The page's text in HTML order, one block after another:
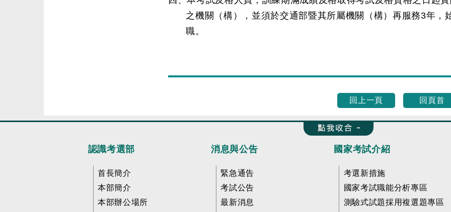
之機關（構），並須於交通部暨其所屬機關（構）再服務3年，
職。
回上一頁 回頁首
收合 FatFooter
認識考選部
首長簡介
本部簡介
本部辦公場所
消息與公告
緊急通告
考試公告
最新消息
國家考試介紹
考選新措施
國家考試職能分析專區
測驗式試題採用複選題專區